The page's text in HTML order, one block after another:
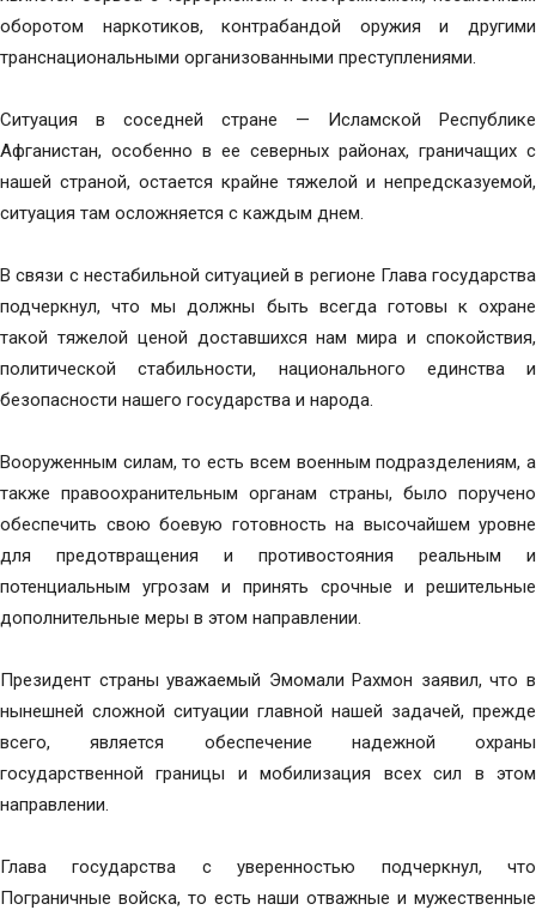
оборотом наркотиков, контрабандой оружия и другими
транснациональными организованными преступлениями.
Ситуация в соседней стране — Исламской Республике
Афганистан, особенно в ее северных районах, граничащих с
нашей страной, остается крайне тяжелой и непредсказуемой,
ситуация там осложняется с каждым днем.
В связи с нестабильной ситуацией в регионе Глава государства
подчеркнул, что мы должны быть всегда готовы к охране
такой тяжелой ценой доставшихся нам мира и спокойствия,
политической стабильности, национального единства и
безопасности нашего государства и народа.
Вооруженным силам, то есть всем военным подразделениям, а
также правоохранительным органам страны, было поручено
обеспечить свою боевую готовность на высочайшем уровне
для предотвращения и противостояния реальным и
потенциальным угрозам и принять срочные и решительные
дополнительные меры в этом направлении.
Президент страны уважаемый Эмомали Рахмон заявил, что в
нынешней сложной ситуации главной нашей задачей, прежде
всего, является обеспечение надежной охраны
государственной границы и мобилизация всех сил в этом
направлении.
Глава государства с уверенностью подчеркнул, что
Пограничные войска, то есть наши отважные и мужественные